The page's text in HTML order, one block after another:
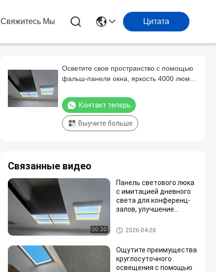
Свяжитесь Мы Цитата
Осветите свое пространство с помощью
фальш-панели окна, яркость 4000 люмен
Контакт теперь
Выучите больше
Связанные видео
00:30
Панель светового люка
с имитацией дневного
света для конференц-
залов, улучшение
встраиваемом монтаже
Поддельный свет окна
2026-04-28
Ощутите преимущества
круглосуточного
освещения с помощью